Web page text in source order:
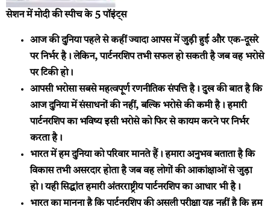
सेशन में मोदी की स्पीच के 5 पॉइंट्स
आज की दुनिया पहले से कहीं ज्यादा आपस में जुड़ी हुई और एक-दूसरे
पर निर्भर है। लेकिन, पार्टनरशिप तभी सफल हो सकती है जब वह भरोसे
पर टिकी हो।
आपसी भरोसा सबसे महत्वपूर्ण रणनीतिक संपत्ति है। दुख की बात है कि
आज दुनिया में संसाधनों की नहीं, बल्कि भरोसे की कमी है। हमारी
पार्टनरशिप का भविष्य इसी भरोसे को फिर से कायम करने पर निर्भर
करता है।
भारत में हम दुनिया को परिवार मानते हैं। हमारा अनुभव बताता है कि
विकास तभी असरदार होता है जब वह लोगों की आकांक्षाओं से जुड़ा
हो। यही सिद्धांत हमारी अंतरराष्ट्रीय पार्टनरशिप का आधार भी है।
भारत का मानना ​​है कि पार्टनरशिप की असली परीक्षा यह नहीं है कि हम